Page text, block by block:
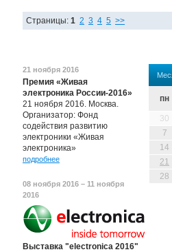
Страницы: 1 2 3 4 5 >>
пн
30
7
14
21
28
21 ноября 2016
Премия «Живая
электроника России-2016»
21 ноября 2016. Москва.
Организатор: Фонд
содействия развитию
электроники «Живая
электроника»
подробнее
08 ноября 2016 – 11 ноября
2016
Выставка "electronica 2016"